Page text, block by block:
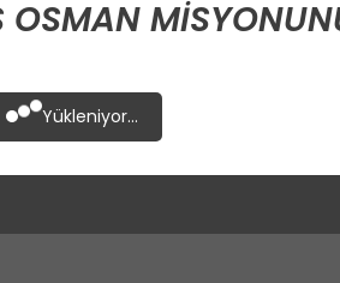
Yükleniyor...